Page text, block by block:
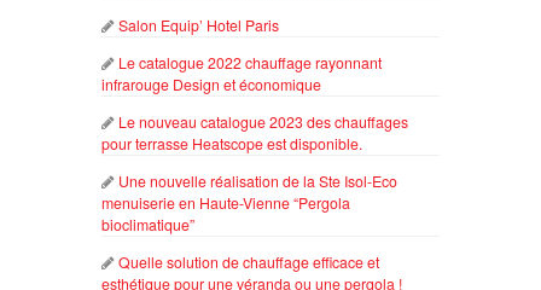
Salon Equip’ Hotel Paris
Le catalogue 2022 chauffage rayonnant
infrarouge Design et économique
Le nouveau catalogue 2023 des chauffages
pour terrasse Heatscope est disponible.
Une nouvelle réalisation de la Ste Isol-Eco
menuiserie en Haute-Vienne “Pergola
bioclimatique”
Quelle solution de chauffage efficace et
esthétique pour une véranda ou une pergola !